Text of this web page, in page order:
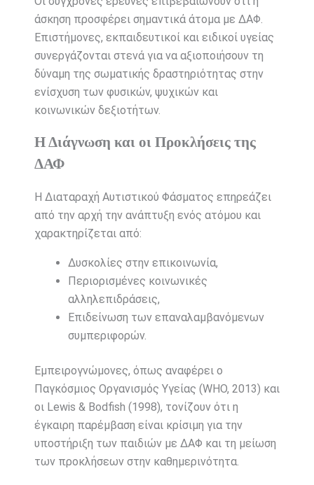
άσκηση προσφέρει σημαντικά άτομα με ΔΑΦ.
Επιστήμονες, εκπαιδευτικοί και ειδικοί υγείας
συνεργάζονται στενά για να αξιοποιήσουν τη
δύναμη της σωματικής δραστηριότητας στην
ενίσχυση των φυσικών, ψυχικών και
κοινωνικών δεξιοτήτων.
Η Διάγνωση και οι Προκλήσεις της
ΔΑΦ
Η Διαταραχή Αυτιστικού Φάσματος επηρεάζει
από την αρχή την ανάπτυξη ενός ατόμου και
χαρακτηρίζεται από:
Δυσκολίες στην επικοινωνία,
Περιορισμένες κοινωνικές
αλληλεπιδράσεις,
Επιδείνωση των επαναλαμβανόμενων
συμπεριφορών.
Εμπειρογνώμονες, όπως αναφέρει ο
Παγκόσμιος Οργανισμός Υγείας (WHO, 2013) και
οι Lewis & Bodfish (1998), τονίζουν ότι η
έγκαιρη παρέμβαση είναι κρίσιμη για την
υποστήριξη των παιδιών με ΔΑΦ και τη μείωση
των προκλήσεων στην καθημερινότητα.